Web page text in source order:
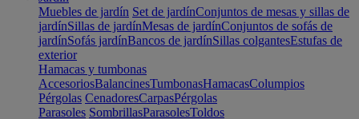
Muebles de jardín Set de jardínConjuntos de mesas y sillas de
jardínSillas de jardínMesas de jardínConjuntos de sofás de
jardínSofás jardínBancos de jardínSillas colgantesEstufas de
exterior
Hamacas y tumbonas
AccesoriosBalancinesTumbonasHamacasColumpios
Pérgolas CenadoresCarpasPérgolas
Parasoles SombrillasParasolesToldos